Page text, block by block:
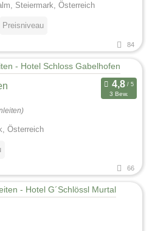
Steiermark, Österreich
Preisniveau
84
3 Bew.
Österreich
66